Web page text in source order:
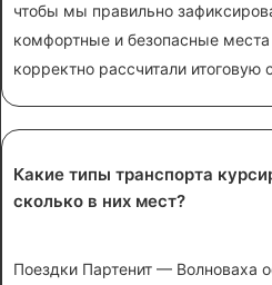
чтобы мы правильно
комфортные и безопасные
корректно рассчитали итоговую
Какие типы транспорта
сколько в них мест?
Поездки Партенит — Волноваха